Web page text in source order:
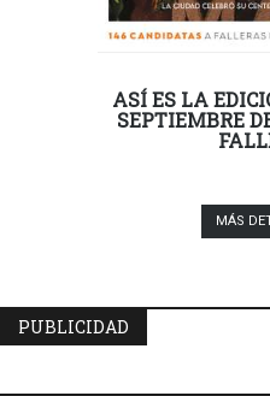
ASÍ ES LA
SEPTIEMBRE
MÁS
PUBLICIDAD